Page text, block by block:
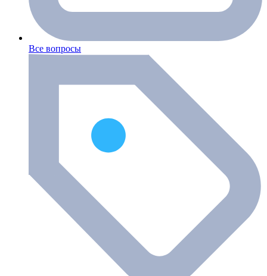
Все вопросы